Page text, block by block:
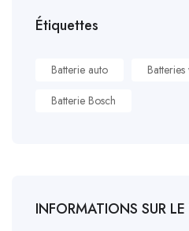
Étiquettes
Batterie auto
Batterie Bosch
INFORMATIONS SUR